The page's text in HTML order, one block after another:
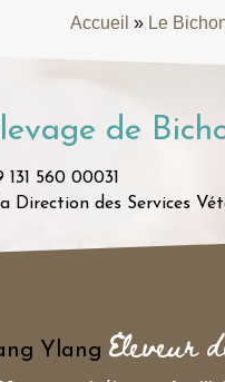
Accueil » Le
de
131 560 00031
Direction des Services
Ylang Eleveur